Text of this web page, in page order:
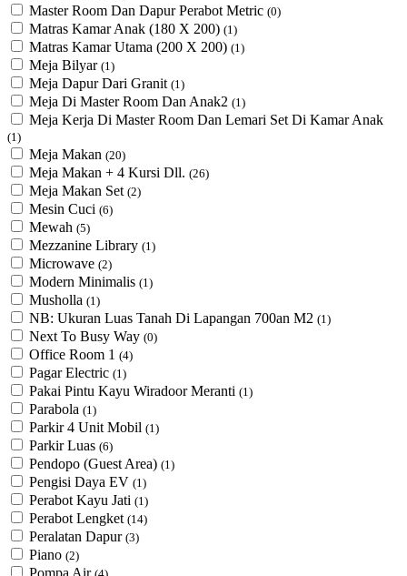
Master Room Dan Dapur Perabot Metric (0)
Matras Kamar Anak (180 X 200) (1)
Matras Kamar Utama (200 X 200) (1)
Meja Bilyar (1)
Meja Dapur Dari Granit (1)
Meja Di Master Room Dan Anak2 (1)
Meja Kerja Di Master Room Dan Lemari Set Di Kamar Anak
(1)
Meja Makan (20)
Meja Makan + 4 Kursi Dll. (26)
Meja Makan Set (2)
Mesin Cuci (6)
Mewah (5)
Mezzanine Library (1)
Microwave (2)
Modern Minimalis (1)
Musholla (1)
NB: Ukuran Luas Tanah Di Lapangan 700an M2 (1)
Next To Busy Way (0)
Office Room 1 (4)
Pagar Electric (1)
Pakai Pintu Kayu Wiradoor Meranti (1)
Parabola (1)
Parkir 4 Unit Mobil (1)
Parkir Luas (6)
Pendopo (Guest Area) (1)
Pengisi Daya EV (1)
Perabot Kayu Jati (1)
Perabot Lengket (14)
Peralatan Dapur (3)
Piano (2)
Pompa Air